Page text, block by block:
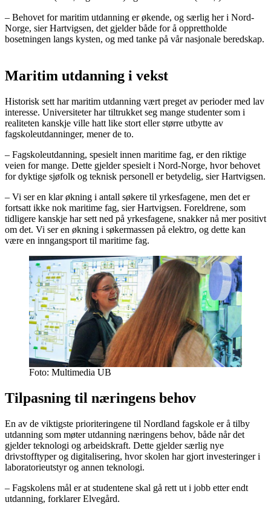
– Behovet for maritim utdanning er økende, og særlig her i Nord-
Norge, sier Hartvigsen, det gjelder både for å opprettholde
bosetningen langs kysten, og med tanke på vår nasjonale beredskap.
Maritim utdanning i vekst
Historisk sett har maritim utdanning vært preget av perioder med lav
interesse. Universiteter har tiltrukket seg mange studenter som i
realiteten kanskje ville hatt like stort eller større utbytte av
fagskoleutdanninger, mener de to.
– Fagskoleutdanning, spesielt innen maritime fag, er den riktige
veien for mange. Dette gjelder spesielt i Nord-Norge, hvor behovet
for dyktige sjøfolk og teknisk personell er betydelig, sier Hartvigsen.
– Vi ser en klar økning i antall søkere til yrkesfagene, men det er
fortsatt ikke nok maritime fag, sier Hartvigsen. Foreldrene, som
tidligere kanskje har sett ned på yrkesfagene, snakker nå mer positivt
om det. Vi ser en økning i søkermassen på elektro, og dette kan
være en inngangsport til maritime fag.
Foto: Multimedia UB
Tilpasning til næringens behov
En av de viktigste prioriteringene til Nordland fagskole er å tilby
utdanning som møter utdanning næringens behov, både når det
gjelder teknologi og arbeidskraft. Dette gjelder særlig nye
drivstofftyper og digitalisering, hvor skolen har gjort investeringer i
laboratorieutstyr og annen teknologi.
– Fagskolens mål er at studentene skal gå rett ut i jobb etter endt
utdanning, forklarer Elvegård.